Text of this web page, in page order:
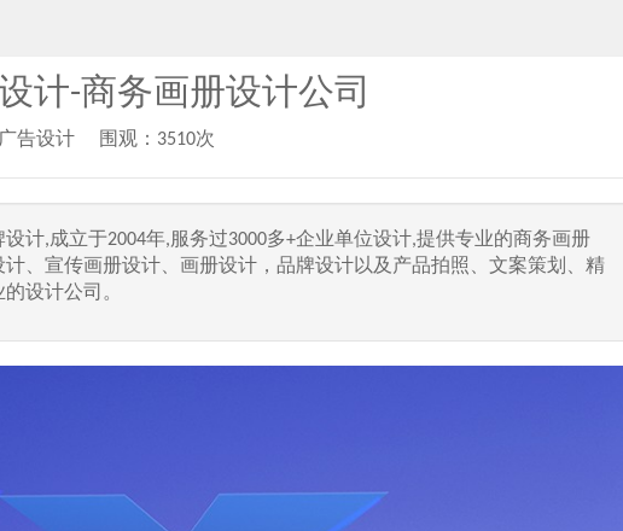
计-商务画册设计公司
告设计 围观：3510次
计,成立于2004年,服务过3000多+企业单位设计,提供专业的商务画册
、宣传画册设计、画册设计，品牌设计以及产品拍照、文案策划、精
设计公司。